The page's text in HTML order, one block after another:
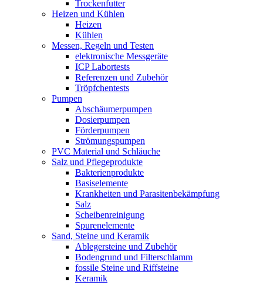
Trockenfutter
Heizen und Kühlen
Heizen
Kühlen
Messen, Regeln und Testen
elektronische Messgeräte
ICP Labortests
Referenzen und Zubehör
Tröpfchentests
Pumpen
Abschäumerpumpen
Dosierpumpen
Förderpumpen
Strömungspumpen
PVC Material und Schläuche
Salz und Pflegeprodukte
Bakterienprodukte
Basiselemente
Krankheiten und Parasitenbekämpfung
Salz
Scheibenreinigung
Spurenelemente
Sand, Steine und Keramik
Ablegersteine und Zubehör
Bodengrund und Filterschlamm
fossile Steine und Riffsteine
Keramik